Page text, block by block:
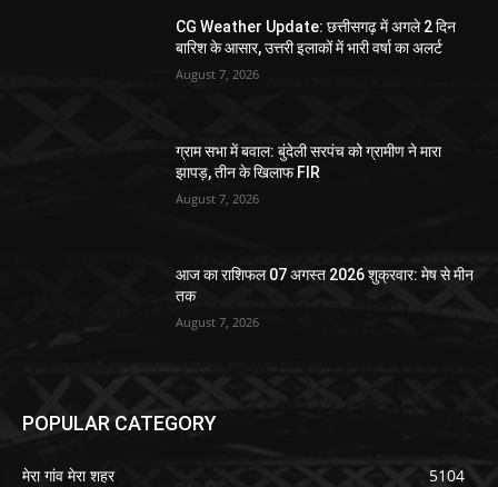
CG Weather Update: छत्तीसगढ़ में अगले 2 दिन
बारिश के आसार, उत्तरी इलाकों में भारी वर्षा का अलर्ट
August 7, 2026
ग्राम सभा में बवाल: बुंदेली सरपंच को ग्रामीण ने मारा
झापड़, तीन के खिलाफ FIR
August 7, 2026
आज का राशिफल 07 अगस्त 2026 शुक्रवार: मेष से मीन
तक
August 7, 2026
POPULAR CATEGORY
मेरा गांव मेरा शहर
5104